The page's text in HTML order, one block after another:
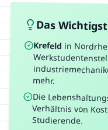
Das
Krefeld in
mehr.
Die
Studierende.